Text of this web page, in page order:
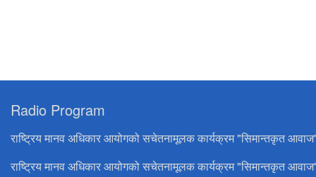
Radio Program
राष्ट्रिय मानव अधिकार आयोगको सचेतनामूलक कार्यक्रम "सिमान्तकृत
राष्ट्रिय मानव अधिकार आयोगको सचेतनामूलक कार्यक्रम "सिमान्तकृत